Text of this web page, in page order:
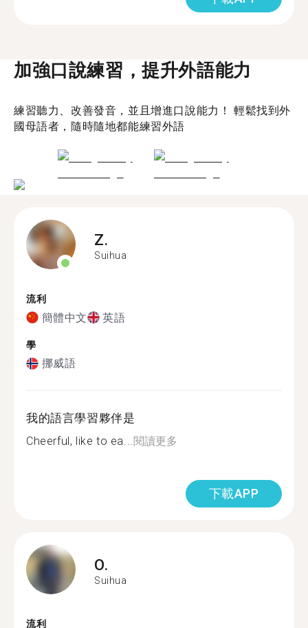
加強口說練習，提升外語能力
練習聽力、改善發音，並且增進口說能力！ 輕鬆找到外
國母語者，隨時隨地都能練習外語
Z.
Suihua
流利
簡體中文 英語
學
挪威語
我的語言學習夥伴是
Cheerful, like to ea...閱讀更多
下載APP
O.
Suihua
流利